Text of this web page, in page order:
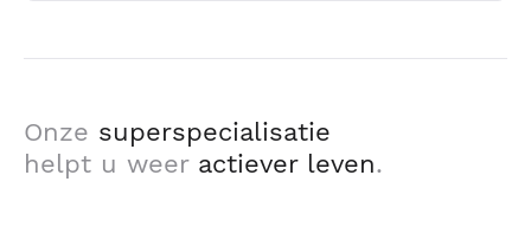
Onze superspecialisatie
helpt u weer actiever leven.